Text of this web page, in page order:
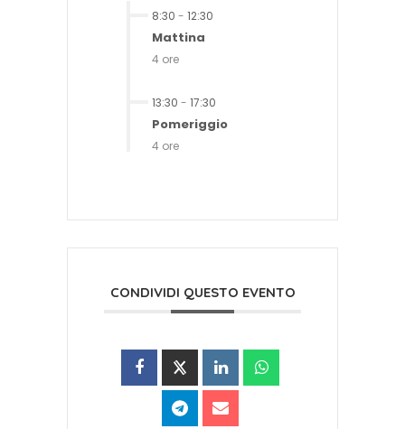
8:30 - 12:30
Mattina
4 ore
13:30 - 17:30
Pomeriggio
4 ore
CONDIVIDI QUESTO EVENTO